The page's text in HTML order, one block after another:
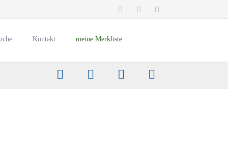
Kontakt meine Merkliste